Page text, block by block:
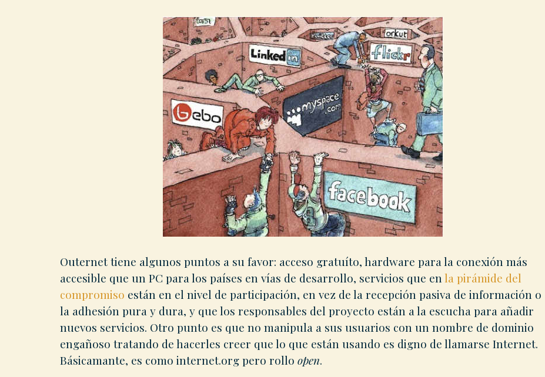
Outernet tiene algunos puntos a su favor: acceso gratuíto, hardware para la conexión más
accesible que un PC para los países en vías de desarrollo, servicios que en la pirámide del
compromiso están en el nivel de participación, en vez de la recepción pasiva de información o
la adhesión pura y dura, y que los responsables del proyecto están a la escucha para añadir
nuevos servicios. Otro punto es que no manipula a sus usuarios con un nombre de dominio
engañoso tratando de hacerles creer que lo que están usando es digno de llamarse Internet.
Básicamante, es como internet.org pero rollo open.